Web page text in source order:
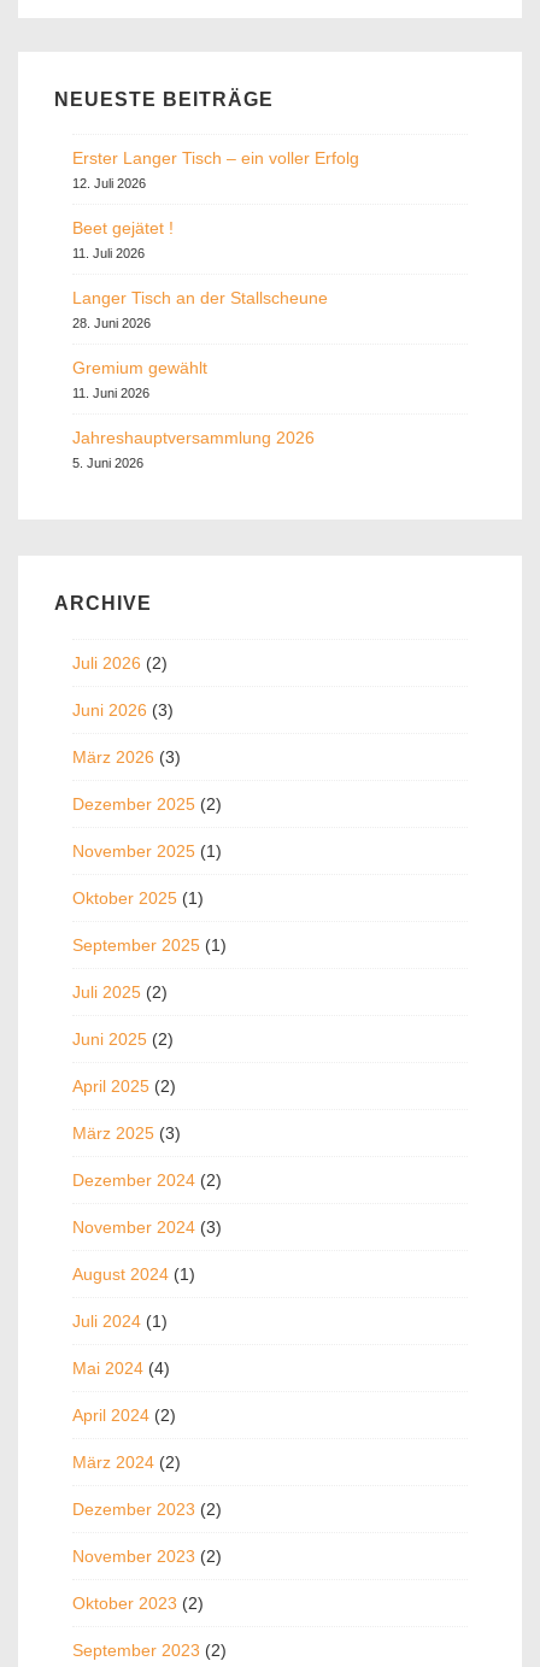
NEUESTE BEITRÄGE
Erster Langer Tisch – ein voller Erfolg
12. Juli 2026
Beet gejätet !
11. Juli 2026
Langer Tisch an der Stallscheune
28. Juni 2026
Gremium gewählt
11. Juni 2026
Jahreshauptversammlung 2026
5. Juni 2026
ARCHIVE
Juli 2026 (2)
Juni 2026 (3)
März 2026 (3)
Dezember 2025 (2)
November 2025 (1)
Oktober 2025 (1)
September 2025 (1)
Juli 2025 (2)
Juni 2025 (2)
April 2025 (2)
März 2025 (3)
Dezember 2024 (2)
November 2024 (3)
August 2024 (1)
Juli 2024 (1)
Mai 2024 (4)
April 2024 (2)
März 2024 (2)
Dezember 2023 (2)
November 2023 (2)
Oktober 2023 (2)
September 2023 (2)